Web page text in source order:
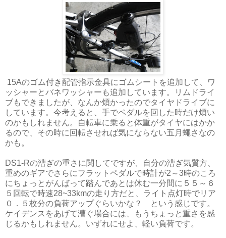
15Aのゴム付き配管指示金具にゴムシートを追加して、ワ
ッシャーとバネワッシャーも追加しています。リムドライ
ブもできましたが、なんか煩かったのでタイヤドライブに
しています。今考えると、手でペダルを回した時だけ煩い
のかもしれません。自転車に乗ると体重がタイヤにはかか
るので、その時に回転させれば気にならない五月蠅さなの
かも。
DS1-Rの漕ぎの重さに関してですが、自分の漕ぎ気質方、
重めのギアでさらにフラットペダルで時計が2～3時のころ
にちょっとがんばって踏んであとは休む一分間に５５～６
５回転で時速28~33kmの走り方だと、ライト点灯時でリア
０．５枚分の負荷アップぐらいかな？ という感じです。
ケイデンスをあげて漕ぐ場合には、もうちょっと重さを感
じるかもしれません。いずれにせよ、軽い負荷です。